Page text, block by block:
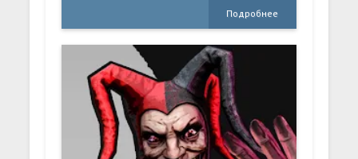
Подробнее